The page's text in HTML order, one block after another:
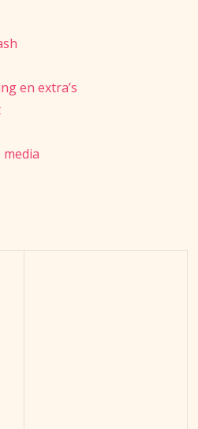
en extra’s